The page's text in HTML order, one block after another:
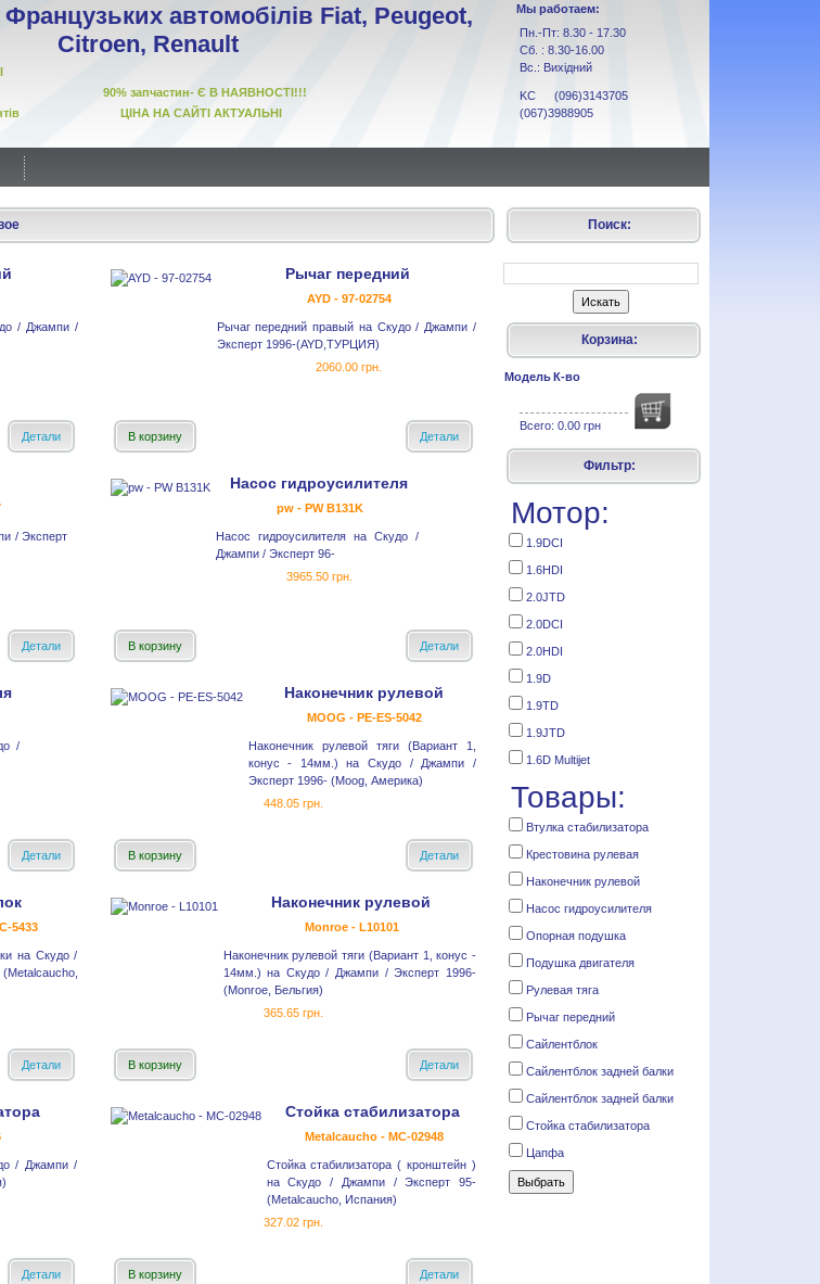
автомобілів Fiat, Peugeot,
Citroen, Renault
в УКРАІНІ
90% запчастин- Є В НАЯВНОСТІ!!!
клієнтів ЦІНА НА САЙТІ АКТУАЛЬНІ
Мы работаем:
Пн.-Пт: 8.30 - 17.30
Сб. : 8.30-16.00
Вс.: Вихідний
KC (096)3143705
(067)3988905
/ Джампи /
Детали
Рычаг передний
AYD - 97-02754
Рычаг передний правый на Скудо / Джампи /
Эксперт 1996-(AYD,ТУРЦИЯ)
2060.00 грн.
В корзину Детали
/ Эксперт
Детали
Насос гидроусилителя
pw - PW B131K
Насос гидроусилителя на Скудо /
Джампи / Эксперт 96-
3965.50 грн.
В корзину Детали
/
Детали
Наконечник рулевой
MOOG - PE-ES-5042
Наконечник рулевой тяги (Вариант 1,
конус - 14мм.) на Скудо / Джампи /
Эксперт 1996- (Moog, Америка)
448.05 грн.
В корзину Детали
5433
на Скудо /
Детали
Наконечник рулевой
Monroe - L10101
Наконечник рулевой тяги (Вариант 1, конус -
14мм.) на Скудо / Джампи / Эксперт 1996-
(Monroe, Бельгия)
365.65 грн.
В корзину Детали
/ Джампи /
Детали
Стойка стабилизатора
Metalcaucho - MC-02948
Стойка стабилизатора ( кронштейн )
на Скудо / Джампи / Эксперт 95-
(Metalcaucho, Испания)
327.02 грн.
В корзину Детали
Поиск:
Корзина:
МодельК-во
Всего: 0.00 грн
Фильтр:
Мотор:
1.9DCI
1.6HDI
2.0JTD
2.0DCI
2.0HDI
1.9D
1.9TD
1.9JTD
1.6D Multijet
Товары:
Втулка стабилизатора
Крестовина рулевая
Наконечник рулевой
Насос гидроусилителя
Опорная подушка
Подушка двигателя
Рулевая тяга
Рычаг передний
Сайлентблок
Сайлентблок задней балки
Сайлентблок задней балки
Стойка стабилизатора
Цапфа